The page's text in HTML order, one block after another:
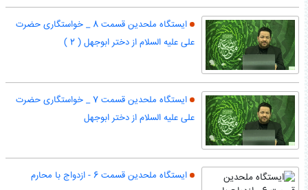
ایستگاه ملحدین قسمت 8 _ خواستگاری حضرت
علی علیه السلام از دختر ابوجهل ( 2 )
ایستگاه ملحدین قسمت 7 _ خواستگاری حضرت
علی علیه السلام از دختر ابوجهل
ایستگاه ملحدین قسمت 6 - ازدواج با محارم